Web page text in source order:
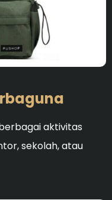
aktivitas
sekolah, atau